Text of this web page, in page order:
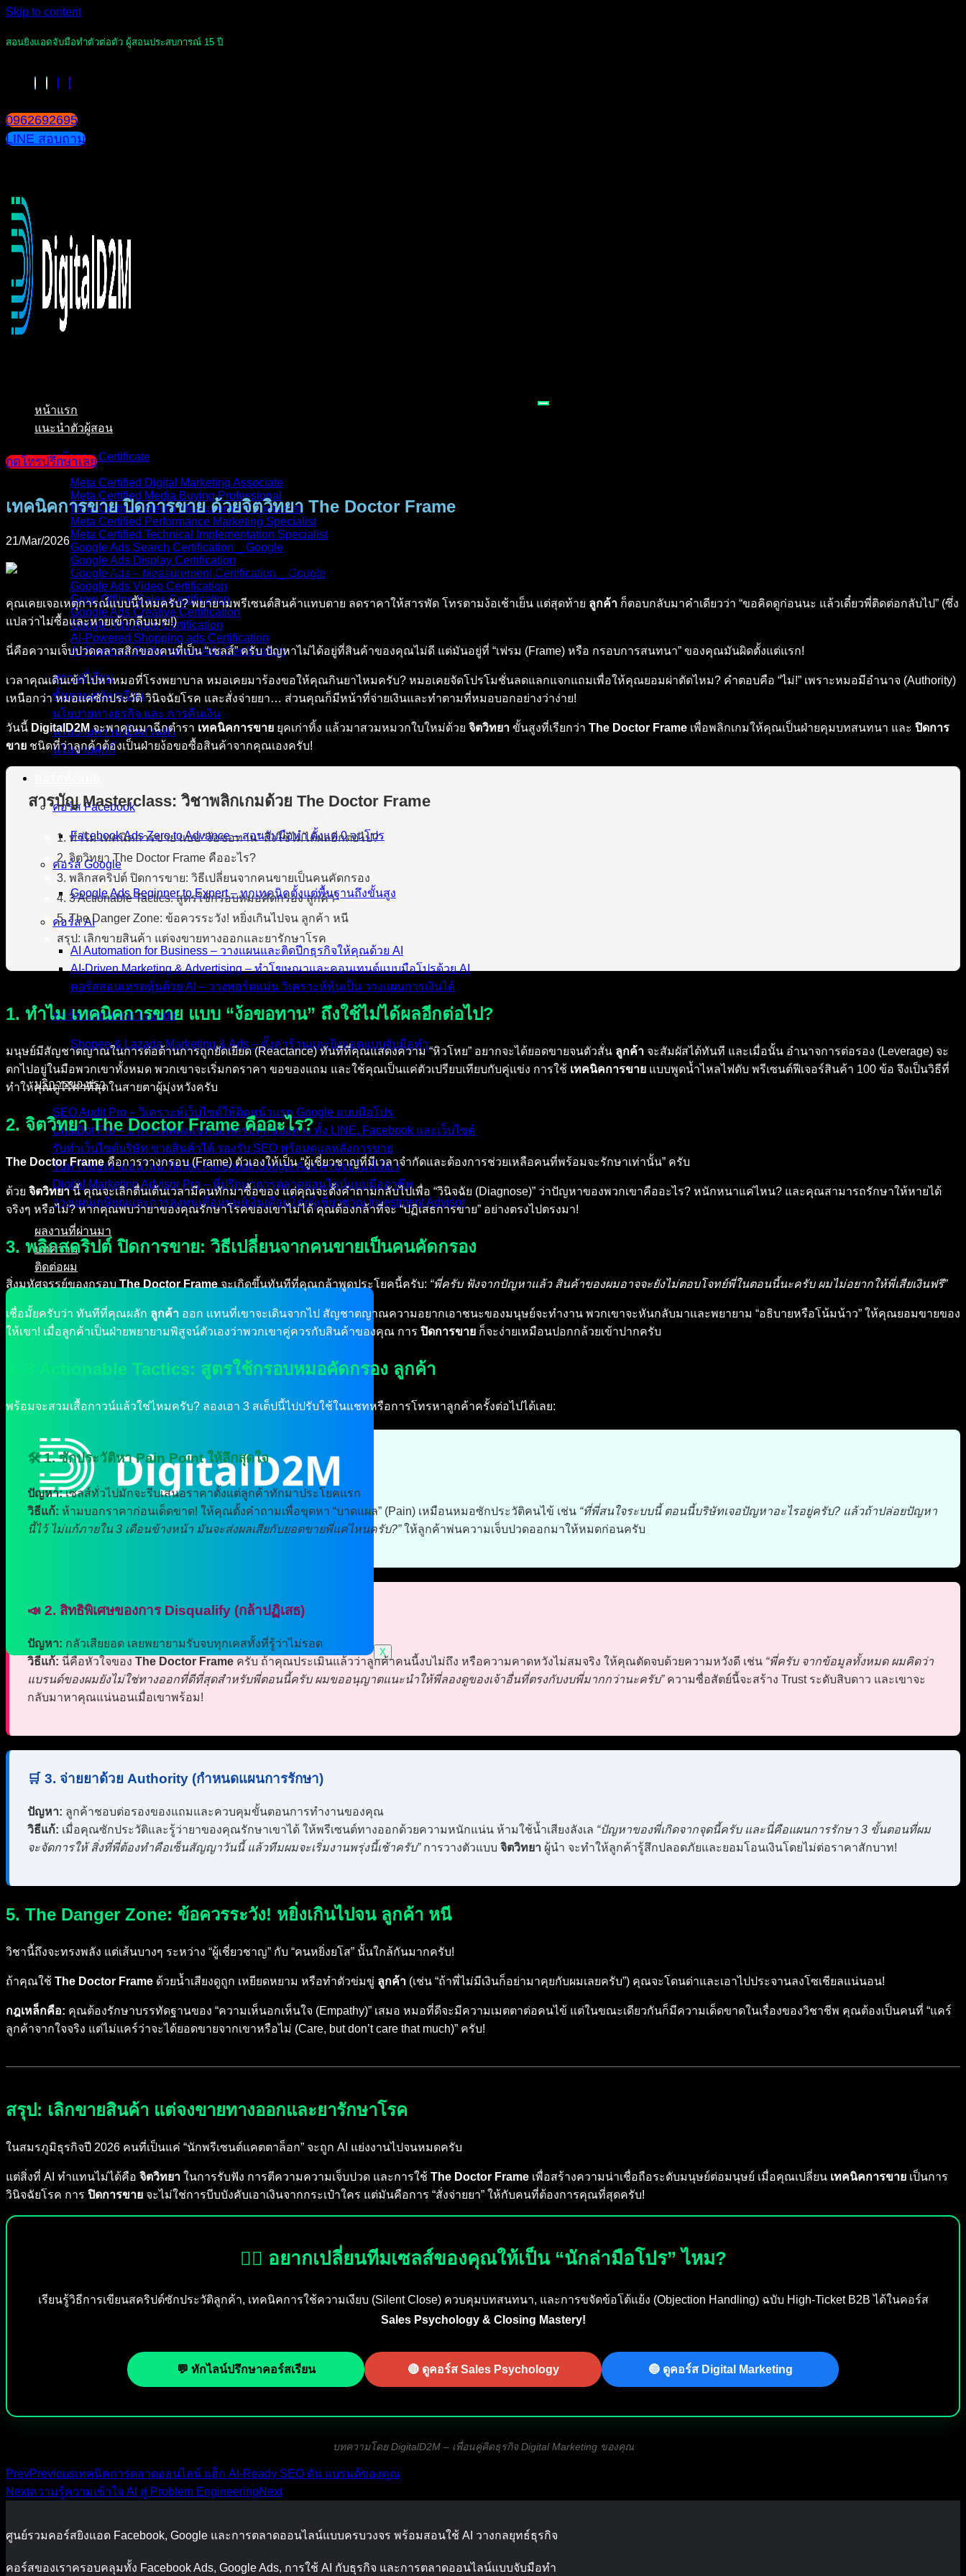
Skip to content
สอนยิงแอดจับมือทำตัวต่อตัว ผู้สอนประสบการณ์ 15 ปี
0962692695
LINE สอบถาม
หน้าแรก
แนะนำตัวผู้สอน
หน้ารวม Certificate
Meta Certified Digital Marketing Associate
Meta Certified Media Buying Professional
Meta Certified Media Measurement Specialist
Meta Certified Performance Marketing Specialist
Meta Certified Technical Implementation Specialist
Google Ads Search Certification _ Google
Google Ads Display Certification
Google Ads – Measurement Certification _ Google
Google Ads Video Certification
Grow Offline Sales Certification
Google Ads Creative Certification
Google Ads Apps Certification
AI-Powered Shopping ads Certification
AI-Powered Performance Ads Certification
สถานที่เรียน
ขั้นตอนสมัครเรียน
นโยบายทางธุรกิจ และ การคืนเงิน
นโยบายความเป็นส่วนตัว
นโยบายคุกกี้
คอร์ส Facebook
Facebook Ads Zero to Advance – สอนจับมือทำ ตั้งแต่ 0 จนโปร
คอร์ส Google
Google Ads Beginner to Expert – ทุกเทคนิคตั้งแต่พื้นฐานถึงขั้นสูง
คอร์ส AI
AI Automation for Business – วางแผนและติดปีกธุรกิจให้คุณด้วย AI
AI-Driven Marketing & Advertising – ทำโฆษณาและคอนเทนต์แบบมือโปรด้วย AI
คอร์สสอนเทรดหุ้นด้วย AI – วางพอร์ตแม่น วิเคราะห์หุ้นเป็น วางแผนการเงินได้
คอร์ส Shopee & Lazada
Shopee & Lazada Marketing & Ads – ตั้งค่าร้านและยิงแอดแบบจับมือทำ
บริการของเรา
SEO Audit Pro – วิเคราะห์เว็บไซต์ให้ติดหน้าแรก Google แบบมือโปร
ChatBot Pro – บริการติดตั้งแชทบอทครบทุกช่องทาง ทั้ง LINE, Facebook และเว็บไซต์
รับทำเว็บไซต์บริษัท ขายสินค้าได้ รองรับ SEO พร้อมดูแลหลังการขาย
รับทำโฆษณาออนไลน์ TikTok Facebook Google Ads ครบจบในที่เดียว
Digital Marketing Advisor Pro – ที่ปรึกษาการตลาดออนไลน์แบบมืออาชีพ
วางแผนเกษียณและการลงทุนเพื่อมนุษย์เงินเดือนโดยผู้เชี่ยวชาญ Investment Advisor
ผลงานที่ผ่านมา
บทความ
ติดต่อผม
X
กดโทรปรึกษาเลย
เทคนิคการขาย ปิดการขาย ด้วยจิตวิทยา The Doctor Frame
21/Mar/2026
คุณเคยเจอเหตุการณ์แบบนี้ไหมครับ? พยายามพรีเซนต์สินค้าแทบตาย ลดราคาให้สารพัด โทรตามง้อเช้าเย็น แต่สุดท้าย ลูกค้า ก็ตอบกลับมาคำเดียวว่า “ขอคิดดูก่อนนะ แล้วเดี๋ยวพี่ติดต่อกลับไป” (ซึ่ง
แปลว่าไม่ซื้อและหายเข้ากลีบเมฆ!)
นี่คือความเจ็บปวดคลาสสิกของคนที่เป็น “เซลส์” ครับ ปัญหาไม่ได้อยู่ที่สินค้าของคุณไม่ดี แต่มันอยู่ที่ “เฟรม (Frame) หรือ กรอบการสนทนา” ของคุณมันผิดตั้งแต่แรก!
เวลาคุณเดินเข้าไปหาหมอที่โรงพยาบาล หมอเคยมาร้องขอให้คุณกินยาไหมครับ? หมอเคยจัดโปรโมชั่นลดแลกแจกแถมเพื่อให้คุณยอมผ่าตัดไหม? คำตอบคือ “ไม่!” เพราะหมอมีอำนาจ (Authority)
เหนือกว่า หมอแค่ซักประวัติ วินิจฉัยโรค และสั่งจ่ายยา… ส่วนคุณก็มีหน้าที่จ่ายเงินและทำตามที่หมอบอกอย่างว่าง่าย!
วันนี้ DigitalD2Mจะพาคุณมาฉีกตำรา เทคนิคการขาย ยุคเก่าทิ้ง แล้วมาสวมหมวกใบใหม่ด้วย จิตวิทยา ขั้นสูงที่เรียกว่า The Doctor Frame เพื่อพลิกเกมให้คุณเป็นฝ่ายคุมบทสนทนา และ ปิดการ
ขาย ชนิดที่ว่าลูกค้าต้องเป็นฝ่ายง้อขอซื้อสินค้าจากคุณเองครับ!
สารบัญ Masterclass: วิชาพลิกเกมด้วย The Doctor Frame
1. ทำไม เทคนิคการขาย แบบ “ง้อขอทาน” ถึงใช้ไม่ได้ผลอีกต่อไป?
2. จิตวิทยา The Doctor Frame คืออะไร?
3. พลิกสคริปต์ ปิดการขาย: วิธีเปลี่ยนจากคนขายเป็นคนคัดกรอง
4. 3 Actionable Tactics: สูตรใช้กรอบหมอคัดกรอง ลูกค้า
5. The Danger Zone: ข้อควรระวัง! หยิ่งเกินไปจน ลูกค้า หนี
สรุป: เลิกขายสินค้า แต่จงขายทางออกและยารักษาโรค
1. ทำไม เทคนิคการขาย แบบ “ง้อขอทาน” ถึงใช้ไม่ได้ผลอีกต่อไป?
มนุษย์มีสัญชาตญาณในการต่อต้านการถูกยัดเยียด (Reactance) ทันทีที่คุณแสดงความ “หิวโหย” อยากจะได้ยอดขายจนตัวสั่น ลูกค้า จะสัมผัสได้ทันที และเมื่อนั้น อำนาจการต่อรอง (Leverage) จะ
ตกไปอยู่ในมือพวกเขาทั้งหมด พวกเขาจะเริ่มกดราคา ขอของแถม และใช้คุณเป็นแค่ตัวเปรียบเทียบกับคู่แข่ง การใช้ เทคนิคการขาย แบบพูดน้ำไหลไฟดับ พรีเซนต์ฟีเจอร์สินค้า 100 ข้อ จึงเป็นวิธีที่
ทำให้คุณดูไร้ค่าที่สุดในสายตาผู้มุ่งหวังครับ
2. จิตวิทยา The Doctor Frame คืออะไร?
The Doctor Frameคือการวางกรอบ (Frame) ตัวเองให้เป็น “ผู้เชี่ยวชาญที่มีเวลาจำกัดและต้องการช่วยเหลือคนที่พร้อมจะรักษาเท่านั้น” ครับ
ด้วย จิตวิทยานี้ คุณจะเลิกตื่นเต้นเวลามีคนทักมาซื้อของ แต่คุณจะตั้งคำถามกลับไปเพื่อ “วินิจฉัย (Diagnose)” ว่าปัญหาของพวกเขาคืออะไร? หนักหนาแค่ไหน? และคุณสามารถรักษาให้หายได้
จริงๆ หรือไม่? หากคุณพบว่ายาของคุณรักษาโรคของเขาไม่ได้ คุณต้องกล้าที่จะ “ปฏิเสธการขาย” อย่างตรงไปตรงมา!
3. พลิกสคริปต์ ปิดการขาย: วิธีเปลี่ยนจากคนขายเป็นคนคัดกรอง
สิ่งมหัศจรรย์ของกรอบ The Doctor Frame จะเกิดขึ้นทันทีที่คุณกล้าพูดประโยคนี้ครับ: “พี่ครับ ฟังจากปัญหาแล้ว สินค้าของผมอาจจะยังไม่ตอบโจทย์พี่ในตอนนี้นะครับ ผมไม่อยากให้พี่เสียเงินฟรี”
เชื่อมั้ยครับว่า ทันทีที่คุณผลัก ลูกค้า ออก แทนที่เขาจะเดินจากไป สัญชาตญาณความอยากเอาชนะของมนุษย์จะทำงาน พวกเขาจะหันกลับมาและพยายาม “อธิบายหรือโน้มน้าว” ให้คุณยอมขายของ
ให้เขา! เมื่อลูกค้าเป็นฝ่ายพยายามพิสูจน์ตัวเองว่าพวกเขาคู่ควรกับสินค้าของคุณ การ ปิดการขาย ก็จะง่ายเหมือนปอกกล้วยเข้าปากครับ
4. 3 Actionable Tactics: สูตรใช้กรอบหมอคัดกรอง ลูกค้า
พร้อมจะสวมเสื้อกาวน์แล้วใช่ไหมครับ? ลองเอา 3 สเต็ปนี้ไปปรับใช้ในแชทหรือการโทรหาลูกค้าครั้งต่อไปได้เลย:
🛠️ 1. ซักประวัติหา Pain Point ให้ลึกสุดใจ
ปัญหา:เซลส์ทั่วไปมักจะรีบเสนอราคาตั้งแต่ลูกค้าทักมาประโยคแรก
วิธีแก้: ห้ามบอกราคาก่อนเด็ดขาด! ให้คุณตั้งคำถามเพื่อขุดหา “บาดแผล” (Pain) เหมือนหมอซักประวัติคนไข้ เช่น “ที่พี่สนใจระบบนี้ ตอนนี้บริษัทเจอปัญหาอะไรอยู่ครับ? แล้วถ้าปล่อยปัญหา
นี้ไว้ ไม่แก้ภายใน 3 เดือนข้างหน้า มันจะส่งผลเสียกับยอดขายพี่แค่ไหนครับ?”ให้ลูกค้าพ่นความเจ็บปวดออกมาให้หมดก่อนครับ
📣 2. สิทธิพิเศษของการ Disqualify (กล้าปฏิเสธ)
ปัญหา: กลัวเสียยอด เลยพยายามรับจบทุกเคสทั้งที่รู้ว่าไม่รอด
วิธีแก้: นี่คือหัวใจของ The Doctor Frame ครับ ถ้าคุณประเมินแล้วว่าลูกค้าคนนี้งบไม่ถึง หรือความคาดหวังไม่สมจริง ให้คุณตัดจบด้วยความหวังดี เช่น “พี่ครับ จากข้อมูลทั้งหมด ผมคิดว่า
แบรนด์ของผมยังไม่ใช่ทางออกที่ดีที่สุดสำหรับพี่ตอนนี้ครับ ผมขออนุญาตแนะนำให้พี่ลองดูของเจ้าอื่นที่ตรงกับงบพี่มากกว่านะครับ”ความซื่อสัตย์นี้จะสร้าง Trust ระดับสิบดาว และเขาจะ
กลับมาหาคุณแน่นอนเมื่อเขาพร้อม!
🛒 3. จ่ายยาด้วย Authority (กำหนดแผนการรักษา)
ปัญหา: ลูกค้าชอบต่อรองของแถมและควบคุมขั้นตอนการทำงานของคุณ
วิธีแก้: เมื่อคุณซักประวัติและรู้ว่ายาของคุณรักษาเขาได้ ให้พรีเซนต์ทางออกด้วยความหนักแน่น ห้ามใช้น้ำเสียงลังเล “ปัญหาของพี่เกิดจากจุดนี้ครับ และนี่คือแผนการรักษา 3 ขั้นตอนที่ผม
จะจัดการให้ สิ่งที่พี่ต้องทำคือเซ็นสัญญาวันนี้ แล้วทีมผมจะเริ่มงานพรุ่งนี้เช้าครับ”การวางตัวแบบ จิตวิทยา ผู้นำ จะทำให้ลูกค้ารู้สึกปลอดภัยและยอมโอนเงินโดยไม่ต่อราคาสักบาท!
5. The Danger Zone: ข้อควรระวัง! หยิ่งเกินไปจน ลูกค้า หนี
วิชานี้ถึงจะทรงพลัง แต่เส้นบางๆ ระหว่าง “ผู้เชี่ยวชาญ” กับ “คนหยิ่งยโส” นั้นใกล้กันมากครับ!
ถ้าคุณใช้ The Doctor Frame ด้วยน้ำเสียงดูถูก เหยียดหยาม หรือทำตัวข่มขู่ ลูกค้า (เช่น “ถ้าพี่ไม่มีเงินก็อย่ามาคุยกับผมเลยครับ”) คุณจะโดนด่าและเอาไปประจานลงโซเชียลแน่นอน!
กฎเหล็กคือ: คุณต้องรักษาบรรทัดฐานของ “ความเห็นอกเห็นใจ (Empathy)” เสมอ หมอที่ดีจะมีความเมตตาต่อคนไข้ แต่ในขณะเดียวกันก็มีความเด็ดขาดในเรื่องของวิชาชีพ คุณต้องเป็นคนที่ “แคร์
ลูกค้าจากใจจริง แต่ไม่แคร์ว่าจะได้ยอดขายจากเขาหรือไม่ (Care, but don’t care that much)” ครับ!
สรุป: เลิกขายสินค้า แต่จงขายทางออกและยารักษาโรค
ในสมรภูมิธุรกิจปี 2026 คนที่เป็นแค่ “นักพรีเซนต์แคตตาล็อก” จะถูก AI แย่งงานไปจนหมดครับ
แต่สิ่งที่ AI ทำแทนไม่ได้คือ จิตวิทยา ในการรับฟัง การตีความความเจ็บปวด และการใช้ The Doctor Frame เพื่อสร้างความน่าเชื่อถือระดับมนุษย์ต่อมนุษย์ เมื่อคุณเปลี่ยน เทคนิคการขาย เป็นการ
วินิจฉัยโรค การ ปิดการขาย จะไม่ใช่การบีบบังคับเอาเงินจากกระเป๋าใคร แต่มันคือการ “สั่งจ่ายยา” ให้กับคนที่ต้องการคุณที่สุดครับ!
🕵️‍♂️ อยากเปลี่ยนทีมเซลส์ของคุณให้เป็น “นักล่ามือโปร” ไหม?
เรียนรู้วิธีการเขียนสคริปต์ซักประวัติลูกค้า, เทคนิคการใช้ความเงียบ (Silent Close) ควบคุมบทสนทนา, และการขจัดข้อโต้แย้ง (Objection Handling) ฉบับ High-Ticket B2B ได้ในคอร์ส
Sales Psychology & Closing Mastery!
💬 ทักไลน์ปรึกษาคอร์สเรียน 🔴 ดูคอร์ส Sales Psychology 🔵 ดูคอร์ส Digital Marketing
บทความโดย DigitalD2M – เพื่อนคู่คิดธุรกิจ Digital Marketing ของคุณ
PrevPreviousเทคนิคการตลาดออนไลน์ แฮ็ก AI-Ready SEO ดัน แบรนด์ของคุณ
Nextความรู้ความเข้าใจ AI สู่ Problem EngineeringNext
ศูนย์รวมคอร์สยิงแอด Facebook, Google และการตลาดออนไลน์แบบครบวงจร พร้อมสอนใช้ AI วางกลยุทธ์ธุรกิจ
คอร์สของเราครอบคลุมทั้ง Facebook Ads, Google Ads, การใช้ AI กับธุรกิจ และการตลาดออนไลน์แบบจับมือทำ